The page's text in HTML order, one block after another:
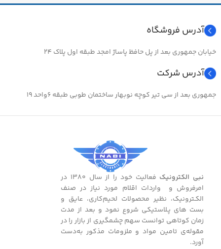
آدرس فروشگاه
خیابان جمهوری بعد از پل حافظ پاساژ امجد طبقه اول پلاک ۲۴
آدرس شرکت
جمهوری بعد از سی تیر کوچه نوبهار ساختمان طوبی طبقه ۶واحد ۱۹
نبی الکترونیک
فعالیت خود را از سال ۱۳۸۰ در
امرفروش و واردات اقلام مورد نیاز در صنف
الکـترونیک، نظیر محصولات لحیم‌کاری، عایق و
بست ‌های پـلاستیکی شروع نمود و بعد از مدت
زمان کوتاهی توانست سهم چشمگیری از بازار را در
مقوله‌ی تامین مواد و ملزومات مذکور به‌دست
آورد.